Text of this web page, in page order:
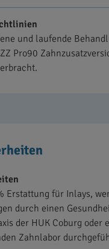
und laufende
Pro90
Erstattung für Inlays,
durch einen
der HUK Coburg oder
Zahnlabor